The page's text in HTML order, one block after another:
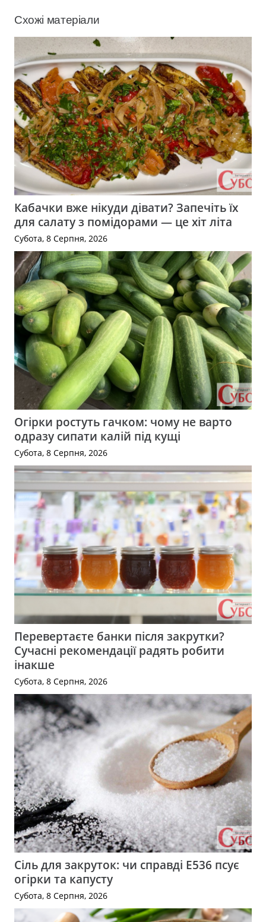
Схожі матеріали
Кабачки вже нікуди дівати? Запечіть їх
для салату з помідорами — це хіт літа
Субота, 8 Серпня, 2026
Огірки ростуть гачком: чому не варто
одразу сипати калій під кущі
Субота, 8 Серпня, 2026
Перевертаєте банки після закрутки?
Сучасні рекомендації радять робити
інакше
Субота, 8 Серпня, 2026
Сіль для закруток: чи справді Е536 псує
огірки та капусту
Субота, 8 Серпня, 2026